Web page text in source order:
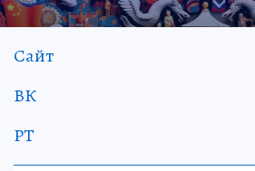
Сайт
ВК
РТ